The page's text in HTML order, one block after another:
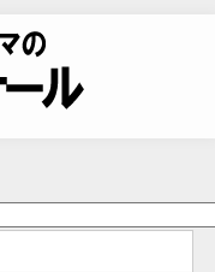
マの風
｜風水